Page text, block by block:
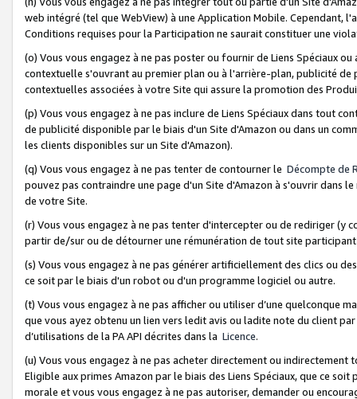
web intégré (tel que WebView) à une Application Mobile. Cependant,
Conditions requises pour la Participation ne saurait constituer une
(o) Vous vous engagez à ne pas poster ou fournir de Liens Spéciaux
contextuelle s'ouvrant au premier plan ou à l'arrière-plan, publicité
contextuelles associées à votre Site qui assure la promotion des
(p) Vous vous engagez à ne pas inclure de Liens Spéciaux dans tout
de publicité disponible par le biais d'un Site d'Amazon ou dans un
les clients disponibles sur un Site d'Amazon).
(q) Vous vous engagez à ne pas tenter de contourner le Décompte de
pouvez pas contraindre une page d'un Site d'Amazon à s'ouvrir dans
de votre Site.
(r) Vous vous engagez à ne pas tenter d'intercepter ou de rediriger
partir de/sur ou de détourner une rémunération de tout site
(s) Vous vous engagez à ne pas générer artificiellement des clics ou
ce soit par le biais d'un robot ou d'un programme logiciel ou autre.
(t) Vous vous engagez à ne pas afficher ou utiliser d’une quelconque
que vous ayez obtenu un lien vers ledit avis ou ladite note du client
d’utilisations de la PA API décrites dans la Licence.
(u) Vous vous engagez à ne pas acheter directement ou
Eligible aux primes Amazon par le biais des Liens Spéciaux, que ce
morale et vous vous engagez à ne pas autoriser, demander ou